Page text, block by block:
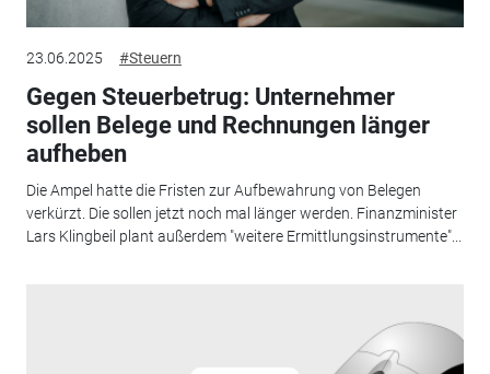
23.06.2025 #Steuern
Gegen Steuerbetrug: Unternehmer
sollen Belege und Rechnungen länger
aufheben
Die Ampel hatte die Fristen zur Aufbewahrung von Belegen
verkürzt. Die sollen jetzt noch mal länger werden. Finanzminister
Lars Klingbeil plant außerdem "weitere Ermittlungsinstrumente"...